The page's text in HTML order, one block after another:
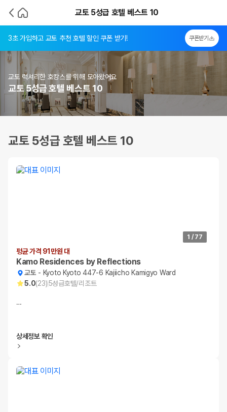
교토 5성급 호텔 베스트 10
3초 가입하고 교토 추천 호텔 할인 쿠폰 받기! 쿠폰받기
교토 럭셔리한 호캉스를 위해 모아왔어요
교토 5성급 호텔 베스트 10
교토 5성급 호텔 베스트 10
1 / 77
평균 가격 91만원 대
Kamo Residences by Reflections
교토 - Kyoto Kyoto 447-6 Kajiicho Kamigyo Ward
5.0(23)5성급호텔/리조트
…
상세정보 확인